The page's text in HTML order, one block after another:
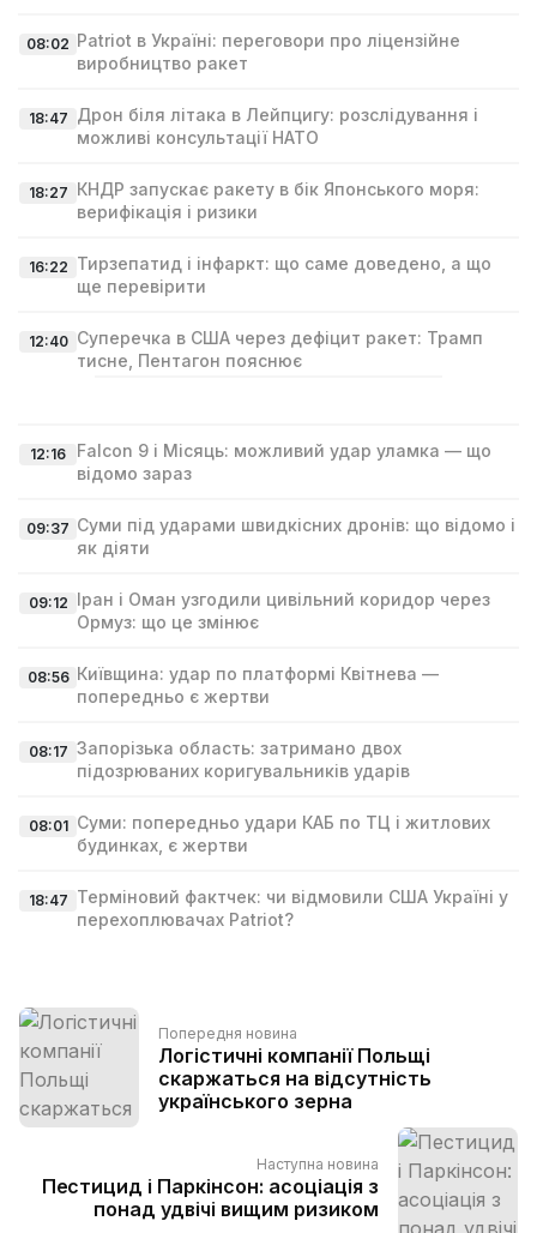
08:02 Patriot в Україні: переговори про ліцензійне
виробництво ракет
18:47 Дрон біля літака в Лейпцигу: розслідування і
можливі консультації НАТО
18:27 КНДР запускає ракету в бік Японського моря:
верифікація і ризики
16:22 Тирзепатид і інфаркт: що саме доведено, а що
ще перевірити
12:40 Суперечка в США через дефіцит ракет: Трамп
тисне, Пентагон пояснює
12:16
Falcon 9 і Місяць: можливий удар уламка — що
відомо зараз
09:37 Суми під ударами швидкісних дронів: що відомо і
як діяти
09:12 Іран і Оман узгодили цивільний коридор через
Ормуз: що це змінює
08:56 Київщина: удар по платформі Квітнева —
попередньо є жертви
08:17 Запорізька область: затримано двох
підозрюваних коригувальників ударів
08:01 Суми: попередньо удари КАБ по ТЦ і житлових
будинках, є жертви
18:47 Терміновий фактчек: чи відмовили США Україні у
перехоплювачах Patriot?
Попередня новина
Логістичні компанії Польщі
скаржаться на відсутність
українського зерна
Наступна новина
Пестицид і Паркінсон: асоціація з
понад удвічі вищим ризиком